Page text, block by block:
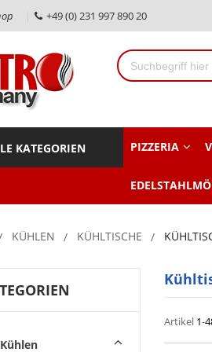
+49 (0) 231 997 890 20
KATEGORIEN PIZZERIA
KÜHLEN KÜHLTISCHE
Artikel 1-
Kühlen